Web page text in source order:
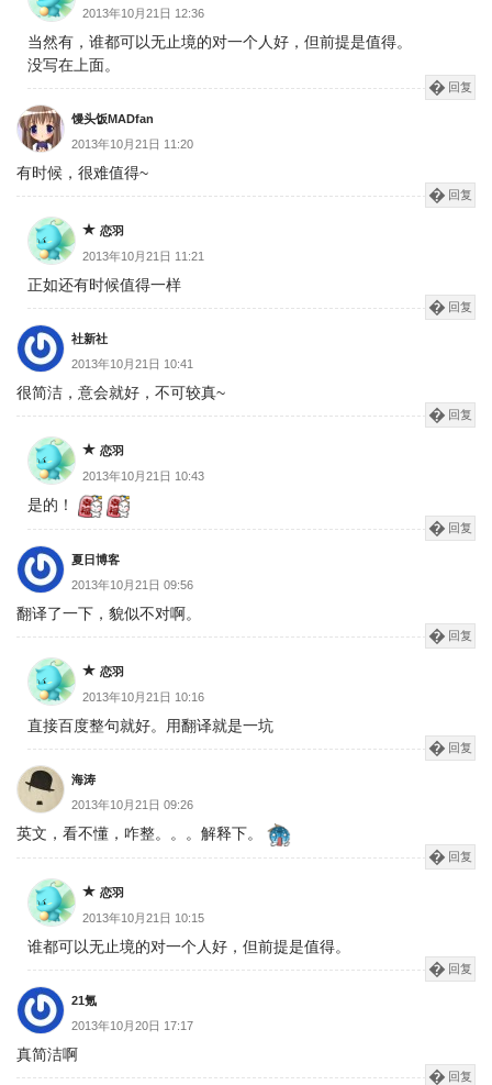
2013年10月21日 12:36
当然有，谁都可以无止境的对一个人好，但前提是值得。
没写在上面。
回复
馒头饭MADfan
2013年10月21日 11:20
有时候，很难值得~
回复
恋羽
2013年10月21日 11:21
正如还有时候值得一样
回复
社新社
2013年10月21日 10:41
很简洁，意会就好，不可较真~
回复
恋羽
2013年10月21日 10:43
是的！
回复
夏日博客
2013年10月21日 09:56
翻译了一下，貌似不对啊。
回复
恋羽
2013年10月21日 10:16
直接百度整句就好。用翻译就是一坑
回复
海涛
2013年10月21日 09:26
英文，看不懂，咋整。。。解释下。
回复
恋羽
2013年10月21日 10:15
谁都可以无止境的对一个人好，但前提是值得。
回复
21氪
2013年10月20日 17:17
真简洁啊
回复